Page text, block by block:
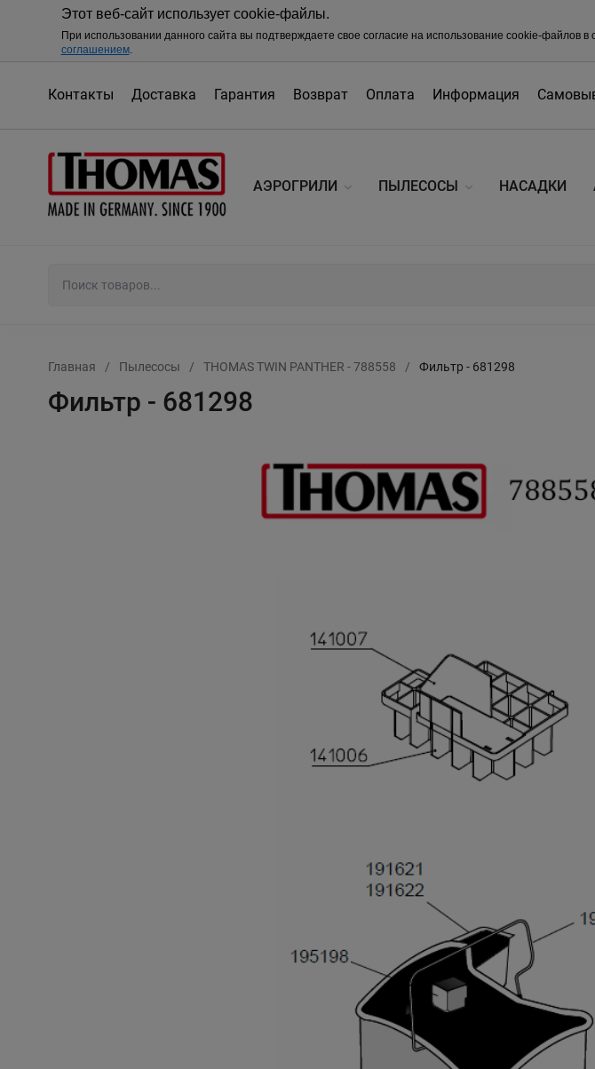
Этот веб-сайт использует cookie-файлы.
При использовании данного сайта вы подтверждаете свое согласие на использование cookie-файлов в
соглашением.
Контакты Доставка Гарантия Возврат Оплата Информация
АЭРОГРИЛИ ПЫЛЕСОСЫ НАСАДКИ
Главная / Пылесосы / THOMAS TWIN PANTHER - 788558 / Фильтр - 681298
Фильтр - 681298